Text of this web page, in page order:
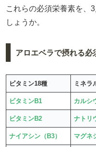
これらの必須栄養素を、
しょうか。
アロエベラで摂れる必
ビタミン18種 ミネラ
ビタミンB1 カルシ
ビタミンB2 ナトリ
ナイアシン（B3） マグネ